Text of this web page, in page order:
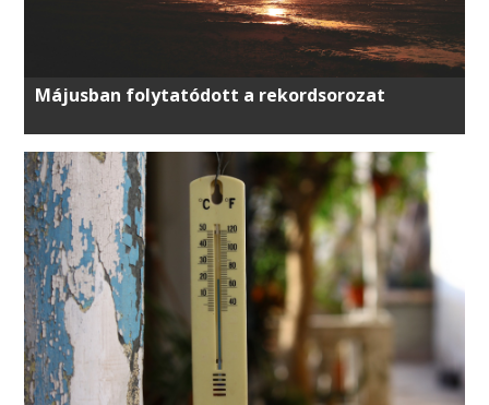
Májusban folytatódott a rekordsorozat